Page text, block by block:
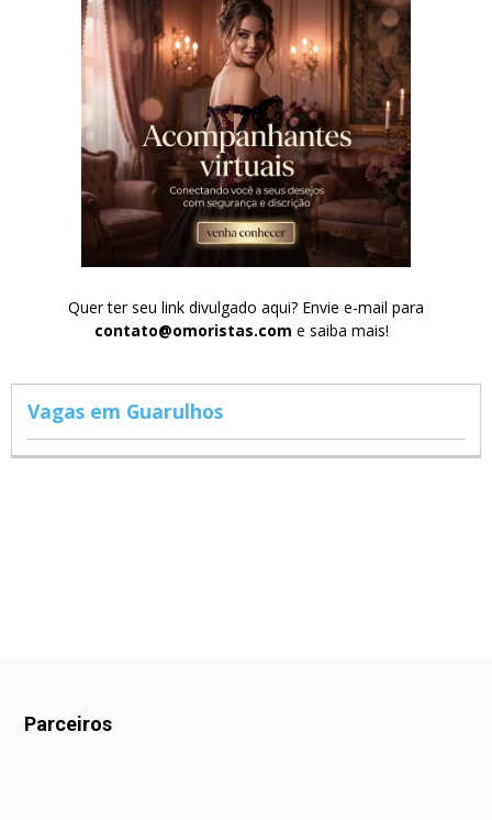
Quer ter seu link divulgado aqui? Envie e-mail para
contato@omoristas.com e saiba mais!
Vagas em Guarulhos
Parceiros